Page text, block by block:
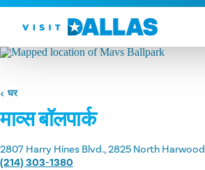
सामग्री पर जाएं
घर
माव्स बॉलपार्क
2807 Harry Hines Blvd., 2825 North Harwood
(214) 303-1380